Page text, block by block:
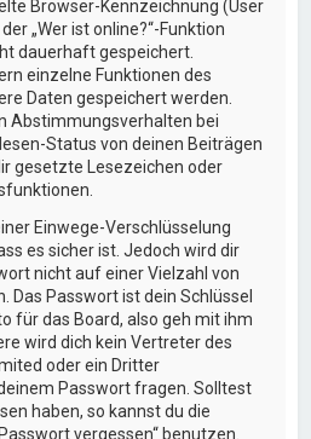
Browser-Kennzeichnung (User
„Wer ist online?“-Funktion
dauerhaft gespeichert.
einzelne Funktionen des
Daten gespeichert werden.
Abstimmungsverhalten bei
Status von deinen Beiträgen
gesetzte Lesezeichen oder
Einwege-Verschlüsselung
es sicher ist. Jedoch wird dir
nicht auf einer Vielzahl von
Das Passwort ist dein Schlüssel
für das Board, also geh mit ihm
wird dich kein Vertreter des
oder ein Dritter
Passwort fragen. Solltest
haben, so kannst du die
vergessen“ benutzen.